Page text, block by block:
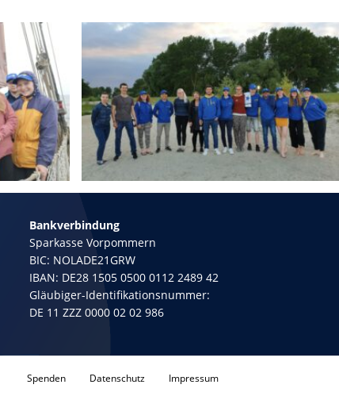
Bankverbindung
Sparkasse Vorpommern
BIC: NOLADE21GRW
IBAN: DE28 1505 0500 0112 2489 42
Gläubiger-Identifikationsnummer:
DE 11 ZZZ 0000 02 02 986
Spenden Datenschutz Impressum